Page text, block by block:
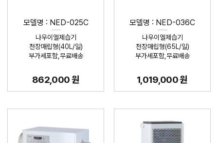
모델명 : NED-025C
나우이엘제습기
천장매립형(40L/일)
부가세포함,무료배송
862,000 원
모델명 : NED-036C
나우이엘제습기
천장매립형(65L/일)
부가세포함,무료배송
1,019,000 원